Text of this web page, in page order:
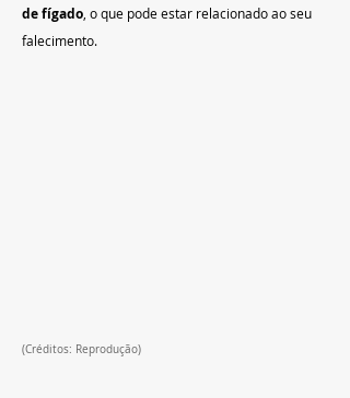
de fígado , o que pode estar relacionado ao seu
falecimento.
(Créditos: Reprodução)